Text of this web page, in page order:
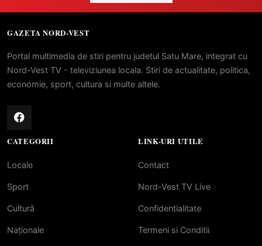
GAZETA NORD-VEST
Portal multimedia de stiri pentru judetul Satu Mare, integrat cu
Nord-Vest TV - televiziunea locala. Stiri de actualitate, politica,
economie, sport, cultura si multe altele.
CATEGORII
Locale
Sport
Cultură
Naționale
LINK-URI UTILE
Contact
Nord-Vest TV Live
Confidentialitate
Termeni si Conditii